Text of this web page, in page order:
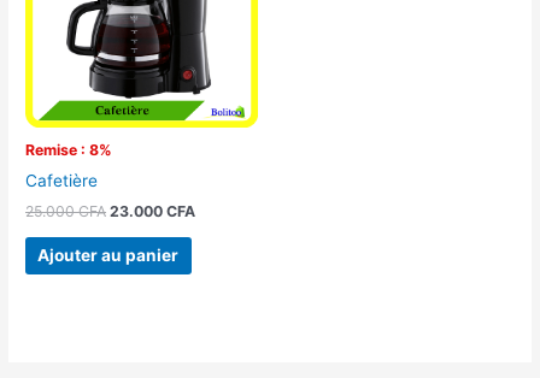
Remise : 8%
Cafetière
25.000CFA 23.000CFA
Ajouter au panier